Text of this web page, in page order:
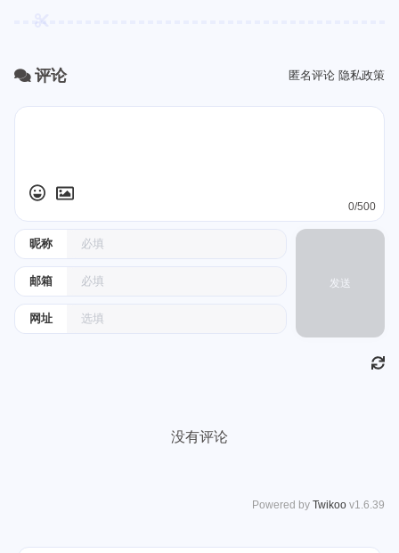
评论 匿名评论 隐私政策
昵称
邮箱
网址
0/500
发送
没有评论
Powered by Twikoo v1.6.39